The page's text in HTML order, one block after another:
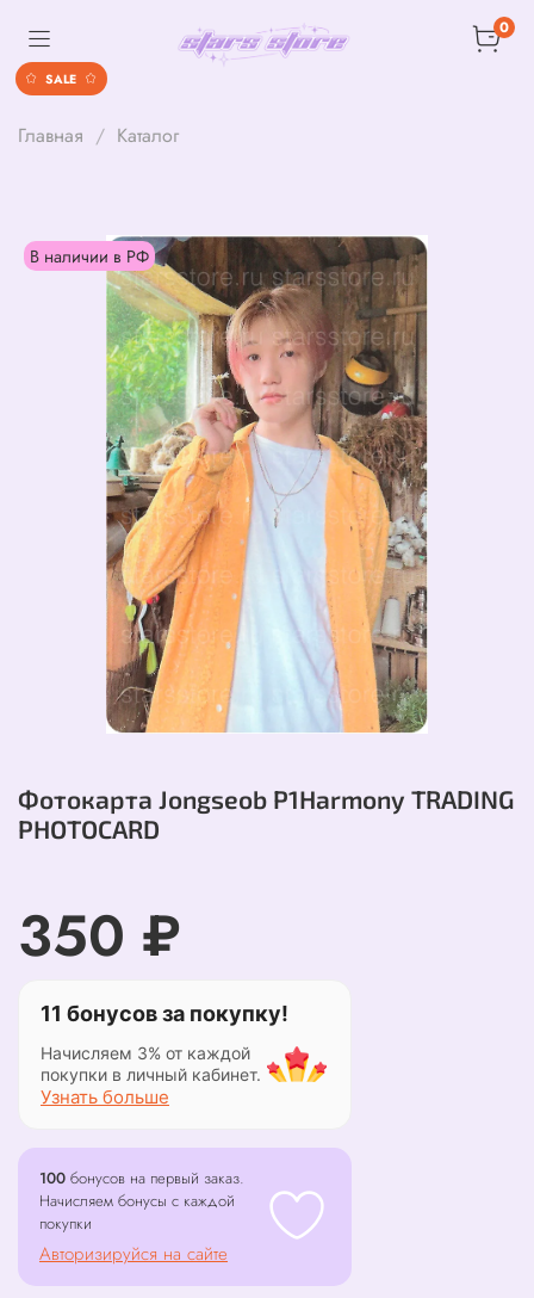
0
Главная Каталог
В наличии в РФ
Фотокарта Jongseob P1Harmony TRADING
PHOTOCARD
350 ₽
11 бонусов за покупку!
Начисляем 3% от каждой
покупки в личный кабинет.
Узнать больше
100 бонусов на первый заказ.
Начисляем бонусы с каждой
покупки
Авторизируйся на сайте